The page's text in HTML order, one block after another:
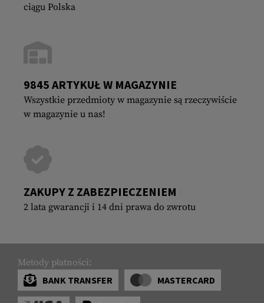
ciągu Polska
9845 ARTYKUŁ W MAGAZYNIE
Wszystkie przedmioty w magazynie są rzeczywiście
w magazynie u nas!
ZAKUPY Z ZABEZPIECZENIEM
2 lata gwarancji i 14 dni prawa do zwrotu
Metody płatności:
BANK TRANSFER
MASTERCARD